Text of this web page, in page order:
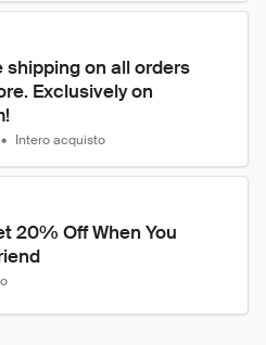
shipping on all orders
Exclusively on
• Intero acquisto
20% Off When You